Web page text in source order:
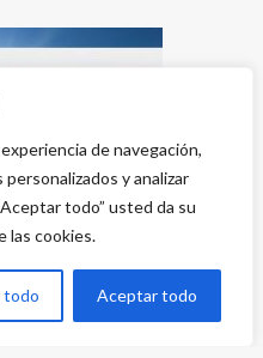
de navegación,
y analizar
todo” usted da su
las cookies.
todo Aceptar todo